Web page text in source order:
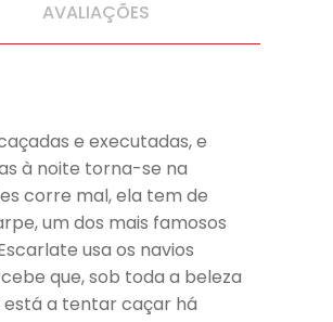
AVALIAÇÕES
e executadas, e
à noite torna-se na
corre mal, ela tem de
um dos mais famosos
usa os navios
que, sob toda a beleza
está a tentar caçar há